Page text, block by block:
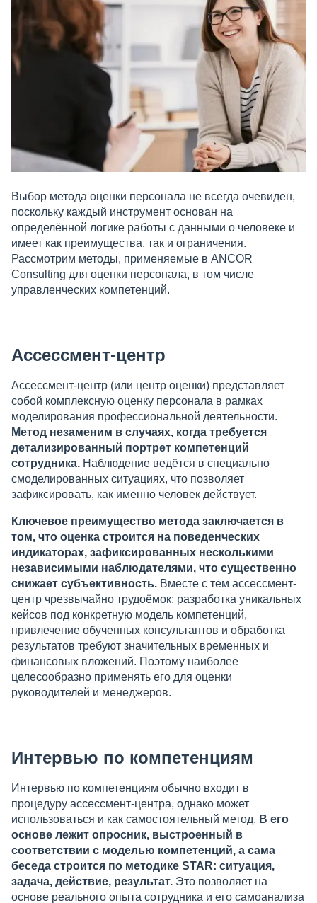
Выбор метода оценки персонала не всегда очевиден,
поскольку каждый инструмент основан на
определённой логике работы с данными о человеке и
имеет как преимущества, так и ограничения.
Рассмотрим методы, применяемые в ANCOR
Consulting для оценки персонала, в том числе
управленческих компетенций.
Ассессмент-центр
Ассессмент-центр (или центр оценки) представляет
собой комплексную оценку персонала в рамках
моделирования профессиональной деятельности.
Метод незаменим в случаях, когда требуется
детализированный портрет компетенций
сотрудника. Наблюдение ведётся в специально
смоделированных ситуациях, что позволяет
зафиксировать, как именно человек действует.
Ключевое преимущество метода заключается в
том, что оценка строится на поведенческих
индикаторах, зафиксированных несколькими
независимыми наблюдателями, что существенно
снижает субъективность. Вместе с тем ассессмент-
центр чрезвычайно трудоёмок: разработка уникальных
кейсов под конкретную модель компетенций,
привлечение обученных консультантов и обработка
результатов требуют значительных временных и
финансовых вложений. Поэтому наиболее
целесообразно применять его для оценки
руководителей и менеджеров.
Интервью по компетенциям
Интервью по компетенциям обычно входит в
процедуру ассессмент-центра, однако может
использоваться и как самостоятельный метод. В его
основе лежит опросник, выстроенный в
соответствии с моделью компетенций, а сама
беседа строится по методике STAR: ситуация,
задача, действие, результат. Это позволяет на
основе реального опыта сотрудника и его самоанализа